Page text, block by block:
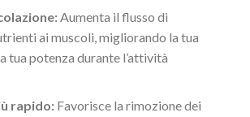
Aumenta il flusso di
ai muscoli, migliorando la tua
tua potenza durante l’attività
rapido:Favorisce la rimozione dei